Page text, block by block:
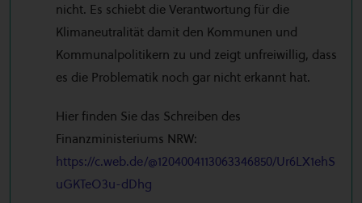
nicht. Es schiebt die Verantwortung für die
Klimaneutralität damit den Kommunen und
Kommunalpolitikern zu und zeigt unfreiwillig, dass
es die Problematik noch gar nicht erkannt hat.
Hier finden Sie das Schreiben des
Finanzministeriums NRW:
https://c.web.de/@1204004113063346850/Ur6LX1ehS
uGKTeO3u-dDhg